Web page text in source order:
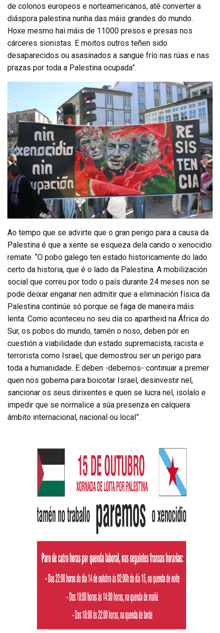
de colonos europeos e norteamericanos, até converter a
diáspora palestina nunha das máis grandes do mundo.
Hoxe mesmo hai máis de 11000 presos e presas nos
cárceres sionistas. E moitos outros teñen sido
desaparecidos ou asasinados a sangue frío nas rúas e nas
prazas por toda a Palestina ocupada”.
Ao tempo que se advirte que o gran perigo para a causa da
Palestina é que a xente se esqueza dela cando o xenocidio
remate. “O pobo galego ten estado historicamente do lado
certo da historia, que é o lado da Palestina. A mobilización
social que correu por todo o país durante 24 meses non se
pode deixar enganar nen admitir que a eliminación física da
Palestina continúe só porque se faga de maneira máis
lenta. Como aconteceu no seu día co apartheid na África do
Sur, os pobos do mundo, tamén o noso, deben pór en
cuestión a viabilidade dun estado supremacista, racista e
terrorista como Israel, que demostrou ser un perigo para
toda a humanidade. E deben -debemos- continuar a premer
quen nos goberna para boicotar Israel, desinvestir nel,
sancionar os seus dirixentes e quen se lucra nel, isolalo e
impedir que se normalice a súa presenza en calquera
ámbito internacional, nacional ou local”.